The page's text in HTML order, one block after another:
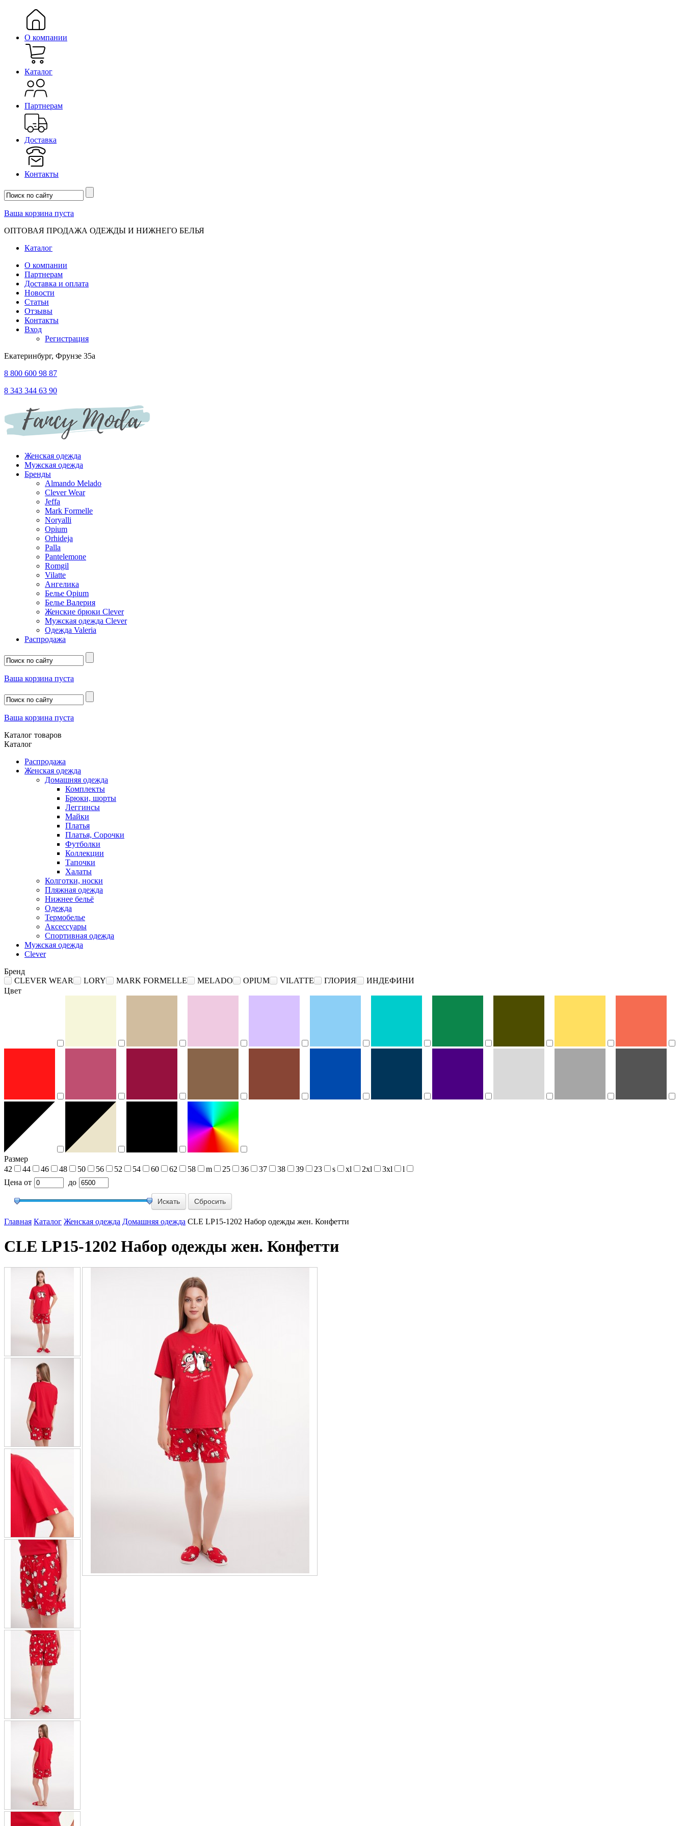
О компании
Каталог
Партнерам
Доставка
Контакты
Ваша корзина пуста
ОПТОВАЯ ПРОДАЖА ОДЕЖДЫ И НИЖНЕГО БЕЛЬЯ
Каталог
О компании
Партнерам
Доставка и оплата
Новости
Статьи
Отзывы
Контакты
Вход
Регистрация
Екатеринбург, Фрунзе 35а
8 800 600 98 87
8 343 344 63 90
Женская одежда
Мужская одежда
Бренды
Almando Melado
Clever Wear
Jeffa
Mark Formelle
Noryalli
Opium
Orhideja
Palla
Pantelemone
Romgil
Vilatte
Ангелика
Белье Opium
Белье Валерия
Женские брюки Clever
Мужская одежда Clever
Одежда Valeria
Распродажа
Ваша корзина пуста
Ваша корзина пуста
Каталог товаров
Каталог
Распродажа
Женская одежда
Домашняя одежда
Комплекты
Брюки, шорты
Леггинсы
Майки
Платья
Платья, Сорочки
Футболки
Коллекции
Тапочки
Халаты
Колготки, носки
Пляжная одежда
Нижнее бельё
Одежда
Термобелье
Аксессуары
Спортивная одежда
Мужская одежда
Clever
Бренд
CLEVER WEAR
LORY MARK FORMELLE MELADO OPIUM VILATTE ГЛОРИЯ
ИНДЕФИНИ
Цвет
Размер
42
44 46 48 50 56 52 54 60 62 58 m 25 36 37 38 39 23 s xl 2xl 3xl
l
Цена от до
Сбросить
Главная Каталог Женская одежда Домашняя одежда CLE LP15-1202 Набор одежды жен. Конфетти
CLE LP15-1202 Набор одежды жен. Конфетти